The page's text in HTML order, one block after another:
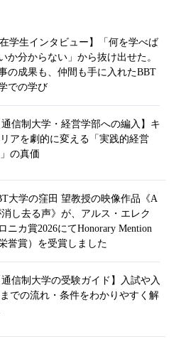
在学生インタビュー】「何を学べば
か分からない」から抜け出せた。
の成果も、仲間も手に入れたBBT
での学び
通信制大学・経営学部への編入】キ
アを劇的に変える「実践的経営
の真価
大学の窪田 望教授の映像作品《A
し去る声》が、アルス・エレク
ニカ賞2026にてHonorary Mention
栄誉賞）を受賞しました
通信制大学の受験ガイド】入試や入
での流れ・条件をわかりやすく解